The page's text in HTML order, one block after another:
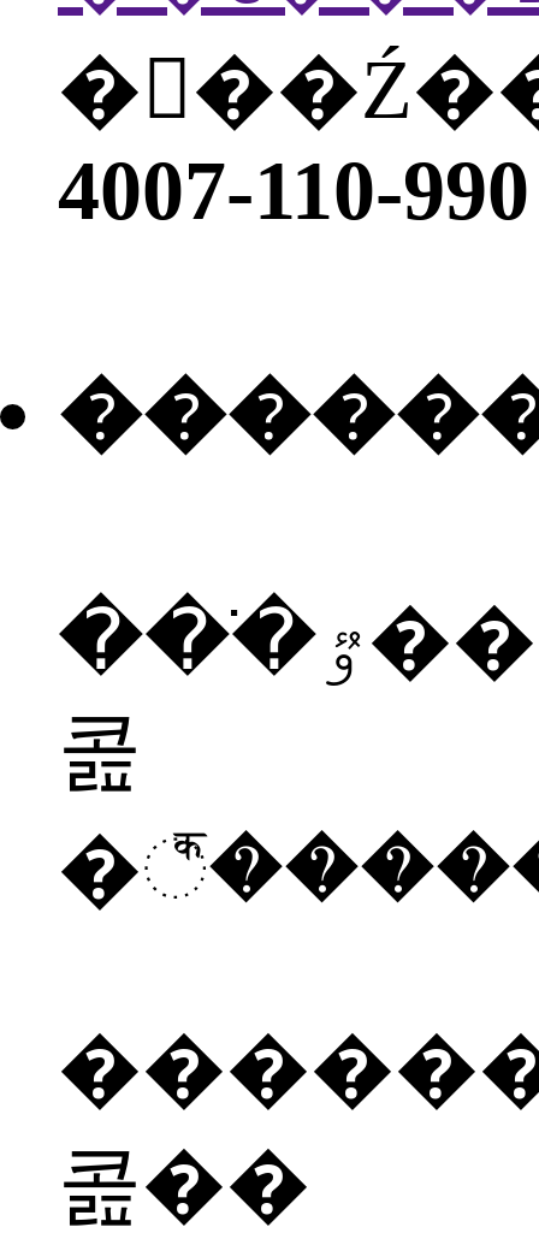
4007-110-990
���ֹٷ���è�
콢
콢��